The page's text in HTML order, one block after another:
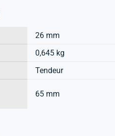
26 mm
0,645 kg
Tendeur
65 mm